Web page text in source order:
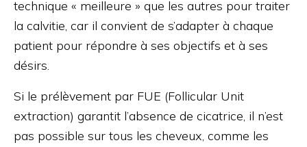
technique « meilleure » que les autres pour traiter
la calvitie, car il convient de s’adapter à chaque
patient pour répondre à ses objectifs et à ses
désirs.
Si le prélèvement par FUE (Follicular Unit
extraction) garantit l’absence de cicatrice, il n’est
pas possible sur tous les cheveux, comme les